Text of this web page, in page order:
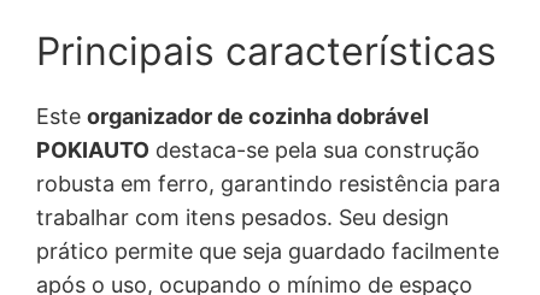
Principais características
Esteorganizador de cozinha dobrável
POKIAUTO destaca-se pela sua construção
robusta em ferro, garantindo resistência para
trabalhar com itens pesados. Seu design
prático permite que seja guardado facilmente
após o uso, ocupando o mínimo de espaço